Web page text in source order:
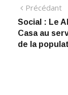
de
l’article
Précédant
Social : Le
Casa au
de la